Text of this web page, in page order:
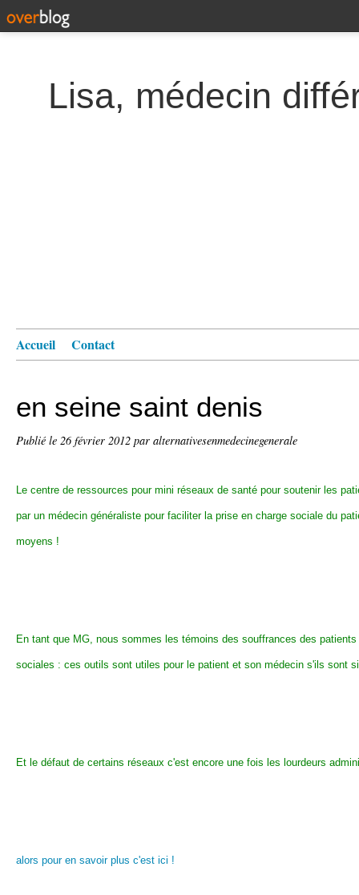
Lisa, médecin
Accueil Contact
en seine saint denis
Publié le 26 février 2012 par alternativesenmedecinegenerale
Le centre de ressources pour mini réseaux de santé pour soutenir les
par un médecin généraliste pour faciliter la prise en charge sociale du
moyens !
En tant que MG, nous sommes les témoins des souffrances des
sociales : ces outils sont utiles pour le patient et son médecin s'ils sont
Et le défaut de certains réseaux c'est encore une fois les lourdeurs
alors pour en savoir plus c'est ici !